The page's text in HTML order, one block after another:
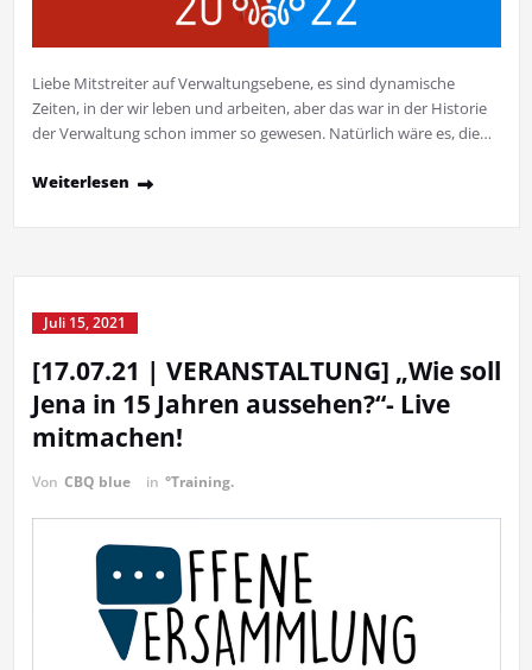
Liebe Mitstreiter auf Verwaltungsebene, es sind dynamische
Zeiten, in der wir leben und arbeiten, aber das war in der Historie
der Verwaltung schon immer so gewesen. Natürlich wäre es, die…
Weiterlesen
Juli 15, 2021
[17.07.21 | VERANSTALTUNG] „Wie soll
Jena in 15 Jahren aussehen?“- Live
mitmachen!
Von CBQ blue in °Training.